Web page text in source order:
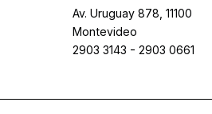
Av. Uruguay 878, 11100
Montevideo
2903 3143 - 2903 0661